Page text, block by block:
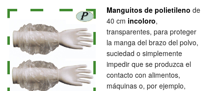
Manguitos de polietileno de
40 cm incoloro,
transparentes, para proteger
la manga del brazo del polvo,
suciedad o simplemente
impedir que se produzca el
contacto con alimentos,
máquinas o, por ejemplo,